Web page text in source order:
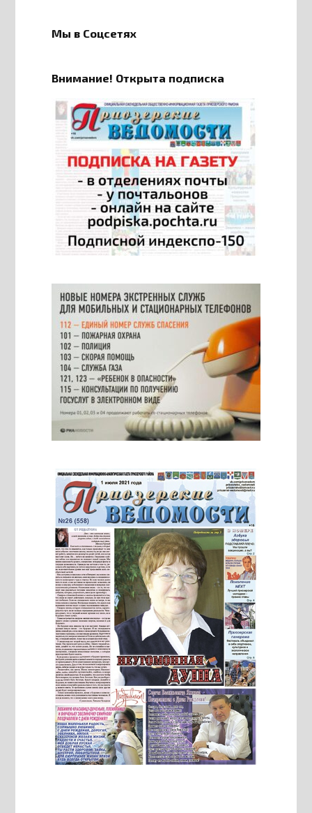
Мы в Соцсетях
Внимание! Открыта подписка